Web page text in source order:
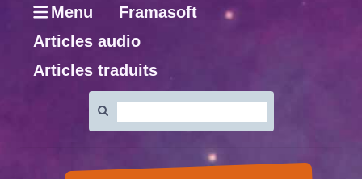
Menu
Framasoft
Articles audio
Articles traduits
: